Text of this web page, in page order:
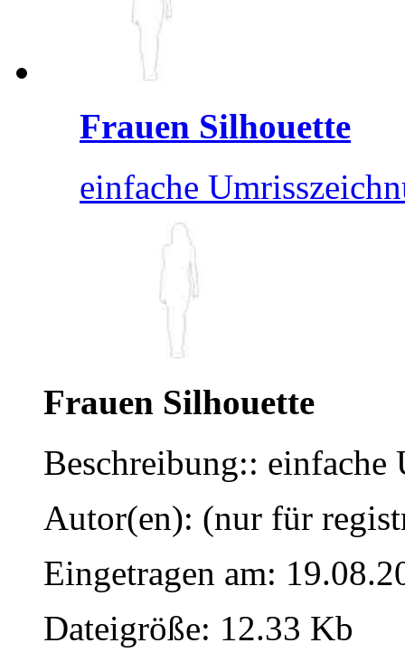
Frauen Silhouette
einfache
Frauen Silhouette
Beschreibung:: einfache
Autor(en): (nur für
Eingetragen am:
Dateigröße: 12.33 Kb